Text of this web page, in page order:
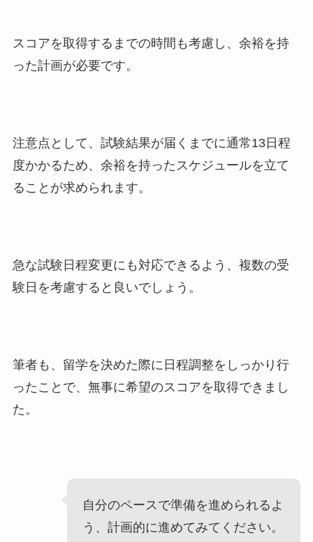
スコアを取得するまでの時間も考慮し、余裕を持
った計画が必要です。
注意点として、試験結果が届くまでに通常13日程
度かかるため、余裕を持ったスケジュールを立て
ることが求められます。
急な試験日程変更にも対応できるよう、複数の受
験日を考慮すると良いでしょう。
筆者も、留学を決めた際に日程調整をしっかり行
ったことで、無事に希望のスコアを取得できまし
た。
自分のペースで準備を進められるよ
う、計画的に進めてみてください。